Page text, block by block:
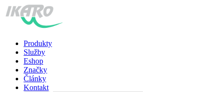
Produkty
Služby
Eshop
Značky
Články
Kontakt